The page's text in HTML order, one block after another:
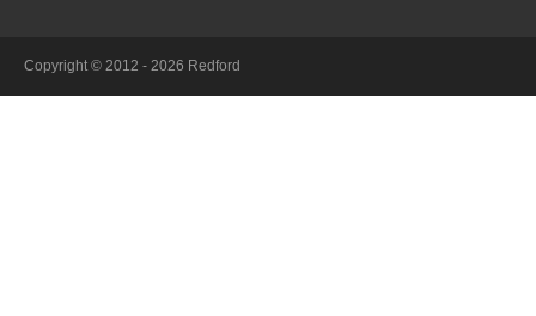
Copyright © 2012 - 2026 Redford